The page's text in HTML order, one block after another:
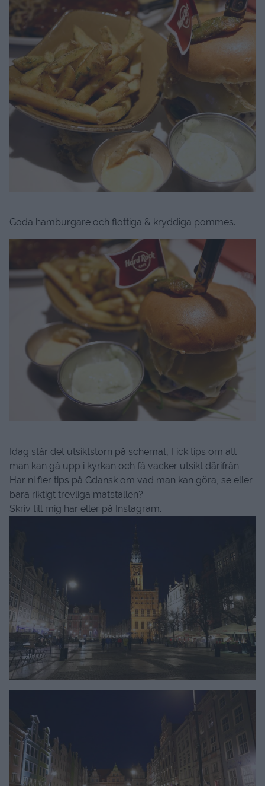
Goda hamburgare och flottiga & kryddiga pommes.
Idag står det utsiktstorn på schemat, Fick tips om att
man kan gå upp i kyrkan och få vacker utsikt därifrån.
Har ni fler tips på Gdansk om vad man kan göra, se eller
bara riktigt trevliga matställen?
Skriv till mig här eller på Instagram.